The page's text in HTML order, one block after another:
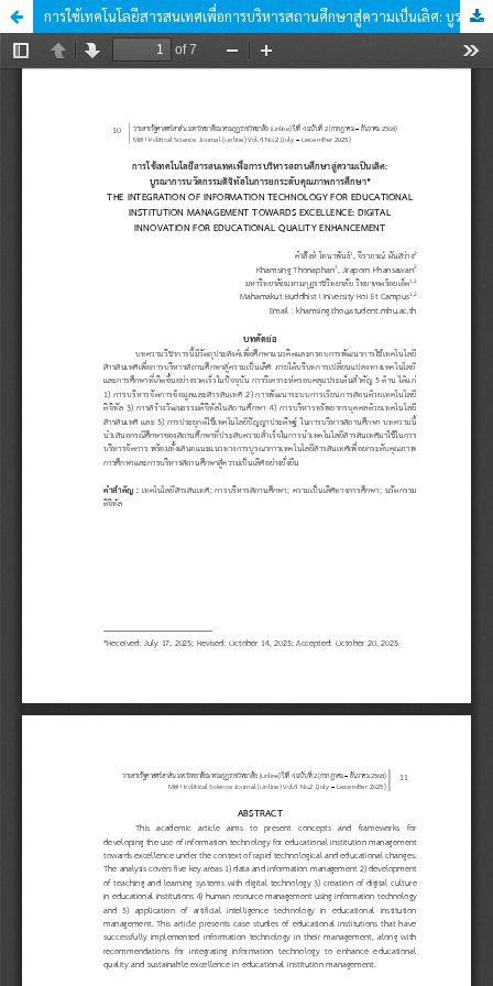
การใช้เทคโนโลยีสารสนเทศเพื่อการบริหารสถานศึกษาสู่ความเป็นเลิศ: บูรณาการนวัตกรรมดิจิทัลในการยกระดับคุณภาพการศึกษา